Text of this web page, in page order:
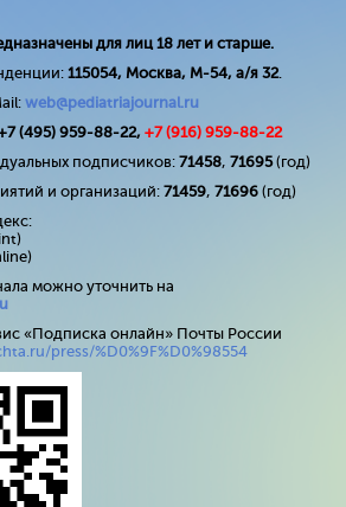
для лиц 18 лет и старше.
115054, Москва, М-54, а/я 32.
web@pediatriajournal.ru
(495) 959-88-22, +7 (916) 959-88-22
подписчиков: 71458, 71695(год)
и организаций: 71459, 71696 (год)
можно уточнить на
«Подписка онлайн» Почты России
press/%D0%9F%D0%98554